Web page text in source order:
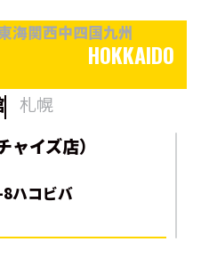
海関西中四国九州
HOKKAIDO
札幌
イズ店）
ハコビバ